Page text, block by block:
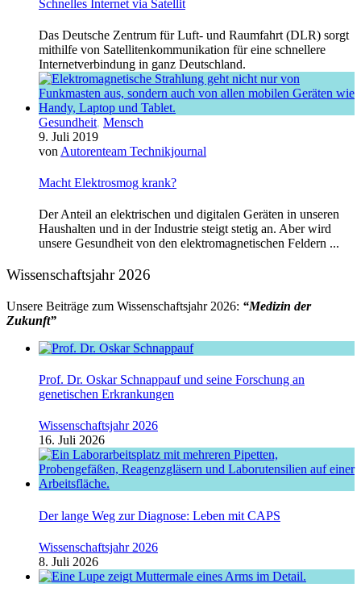
Schnelles Internet via Satellit
Das Deutsche Zentrum für Luft- und Raumfahrt (DLR) sorgt
mithilfe von Satellitenkommunikation für eine schnellere
Internetverbindung in ganz Deutschland.
Gesundheit, Mensch
9. Juli 2019
von Autorenteam Technikjournal
Macht Elektrosmog krank?
Der Anteil an elektrischen und digitalen Geräten in unseren
Haushalten und in der Industrie steigt stetig an. Aber wird
unsere Gesundheit von den elektromagnetischen Feldern ...
Wissenschaftsjahr 2026
Unsere Beiträge zum Wissenschaftsjahr 2026: “Medizin der
Zukunft”
Prof. Dr. Oskar Schnappauf und seine Forschung an
genetischen Erkrankungen
Wissenschaftsjahr 2026
16. Juli 2026
Der lange Weg zur Diagnose: Leben mit CAPS
Wissenschaftsjahr 2026
8. Juli 2026